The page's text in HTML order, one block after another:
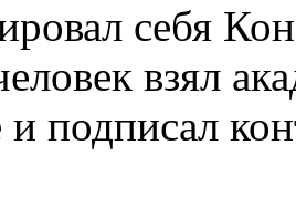
себя
взял
и подписал